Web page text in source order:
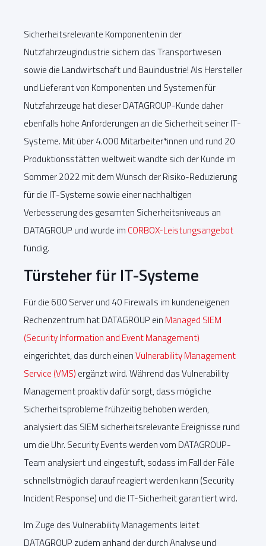
Sicherheitsrelevante Komponenten in der
Nutzfahrzeugindustrie sichern das Transportwesen
sowie die Landwirtschaft und Bauindustrie! Als Hersteller
und Lieferant von Komponenten und Systemen für
Nutzfahrzeuge hat dieser DATAGROUP-Kunde daher
ebenfalls hohe Anforderungen an die Sicherheit seiner IT-
Systeme. Mit über 4.000 Mitarbeiter*innen und rund 20
Produktionsstätten weltweit wandte sich der Kunde im
Sommer 2022 mit dem Wunsch der Risiko-Reduzierung
für die IT-Systeme sowie einer nachhaltigen
Verbesserung des gesamten Sicherheitsniveaus an
DATAGROUP und wurde im CORBOX-Leistungsangebot
fündig.
Türsteher für IT-Systeme
Für die 600 Server und 40 Firewalls im kundeneigenen
Rechenzentrum hat DATAGROUP ein Managed SIEM
(Security Information and Event Management)
eingerichtet, das durch einenVulnerability Management
Service (VMS) ergänzt wird. Während das Vulnerability
Management proaktiv dafür sorgt, dass mögliche
Sicherheitsprobleme frühzeitig behoben werden,
analysiert das SIEM sicherheitsrelevante Ereignisse rund
um die Uhr. Security Events werden vom DATAGROUP-
Team analysiert und eingestuft, sodass im Fall der Fälle
schnellstmöglich darauf reagiert werden kann (Security
Incident Response) und die IT-Sicherheit garantiert wird.
Im Zuge des Vulnerability Managements leitet
DATAGROUP zudem anhand der durch Analyse und